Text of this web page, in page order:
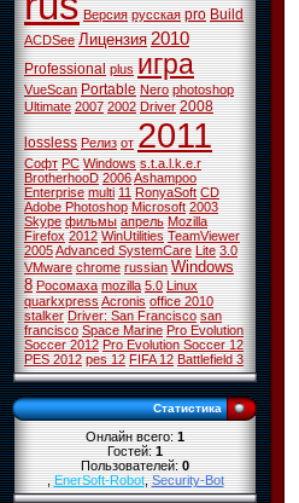
Версия русская pro Build
ACDSee Лицензия 2010
Professional plus игра
VueScan Portable Nero photoshop
Ultimate 2007 2002 Driver 2008
lossless Релиз от 2011
Софт PC Windows s.t.a.l.k.e.r
BrotherhooD 2006Ashampoo
Enterprise multi 11 RonyaSoft CD
Adobe Photoshop Microsoft 2003
Skype фильмы апрель Mozilla
Firefox 2012 WinUtilities TeamViewer
2005Advanced SystemCare Lite 3.0
VMware chrome russian Windows
8 Росомаха mozilla 5.0 Linux
quarkxpressAcronis office 2010
stalker Driver: San Francisco san
francisco Space Marine Pro Evolution
Soccer 2012 Pro Evolution Soccer 12
PES 2012 pes 12 FIFA 12 Battlefield 3
Статистика
Онлайн всего:1
Гостей:1
Пользователей:0
,EnerSoft-Robot,Security-Bot